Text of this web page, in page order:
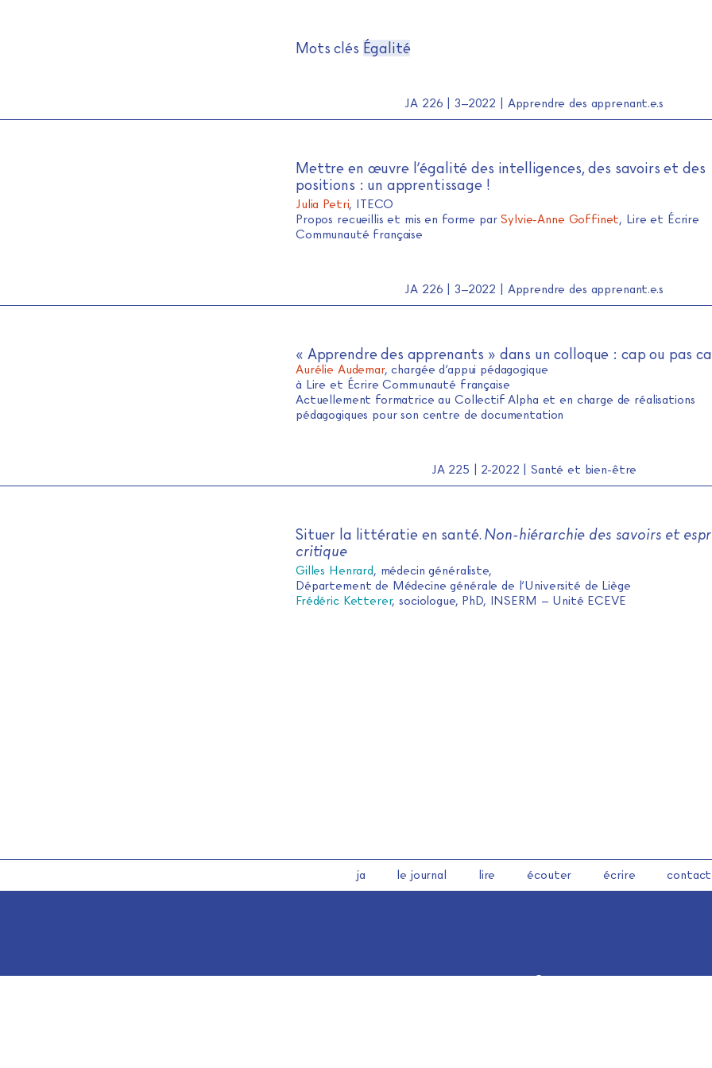
Mots clés Égalité
JA 226 | 3–2022 | Apprendre des apprenant.e.s
Mettre en œuvre l’égalité des intelligences, des savoirs et des
positions : un apprentissage !
Julia Petri, ITECO
Propos recueillis et mis en forme parSylvie-Anne Goffinet, Lire et Écrire
Communauté française
JA 226 | 3–2022 | Apprendre des apprenant.e.s
« Apprendre des apprenants » dans un colloque : cap ou pas
Aurélie Audemar, chargée d’appui pédagogique
à Lire et Écrire Communauté française
Actuellement formatrice au Collectif Alpha et en charge de réalisations
pédagogiques pour son centre de documentation
JA 225 | 2-2022 | Santé et bien-être
Situer la littératie en santé. Non-hiérarchie des savoirs et
critique
Gilles Henrard, médecin généraliste,
Département de Médecine générale de l’Université de Liège
Frédéric Ketterer, sociologue, PhD, INSERM – Unité ECEVE
ja le journal lire écouter écrire contact